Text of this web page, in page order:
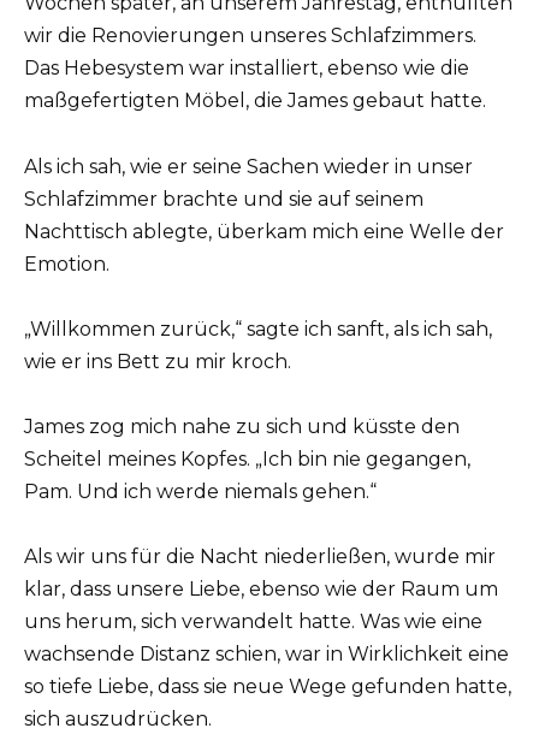
wir die Renovierungen unseres Schlafzimmers.
Das Hebesystem war installiert, ebenso wie die
maßgefertigten Möbel, die James gebaut hatte.
Als ich sah, wie er seine Sachen wieder in unser
Schlafzimmer brachte und sie auf seinem
Nachttisch ablegte, überkam mich eine Welle der
Emotion.
„Willkommen zurück,“ sagte ich sanft, als ich sah,
wie er ins Bett zu mir kroch.
James zog mich nahe zu sich und küsste den
Scheitel meines Kopfes. „Ich bin nie gegangen,
Pam. Und ich werde niemals gehen.“
Als wir uns für die Nacht niederließen, wurde mir
klar, dass unsere Liebe, ebenso wie der Raum um
uns herum, sich verwandelt hatte. Was wie eine
wachsende Distanz schien, war in Wirklichkeit eine
so tiefe Liebe, dass sie neue Wege gefunden hatte,
sich auszudrücken.